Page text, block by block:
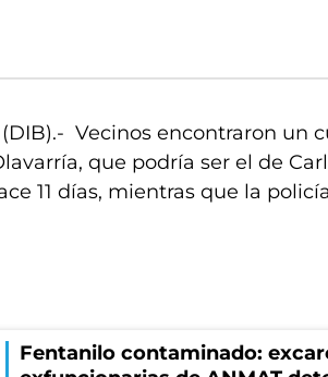
(DIB).- Vecinos encontraron un
que podría ser el de
11 días, mientras que la
Fentanilo contaminado: